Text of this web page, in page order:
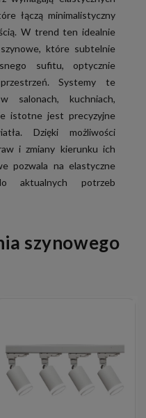
łączą minimalistyczny
W trend ten idealnie
które subtelnie
sufitu, optycznie
Systemy te
salonach, kuchniach,
istotne jest precyzyjne
Dzięki możliwości
i zmiany kierunku ich
pozwala na elastyczne
aktualnych potrzeb
szynowego